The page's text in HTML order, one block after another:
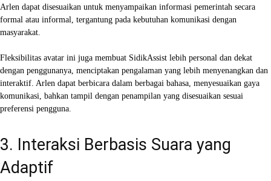
Arlen dapat disesuaikan untuk menyampaikan informasi pemerintah secara
formal atau informal, tergantung pada kebutuhan komunikasi dengan
masyarakat.
Fleksibilitas avatar ini juga membuat SidikAssist lebih personal dan dekat
dengan penggunanya, menciptakan pengalaman yang lebih menyenangkan dan
interaktif. Arlen dapat berbicara dalam berbagai bahasa, menyesuaikan gaya
komunikasi, bahkan tampil dengan penampilan yang disesuaikan sesuai
preferensi pengguna.
3. Interaksi Berbasis Suara yang
Adaptif